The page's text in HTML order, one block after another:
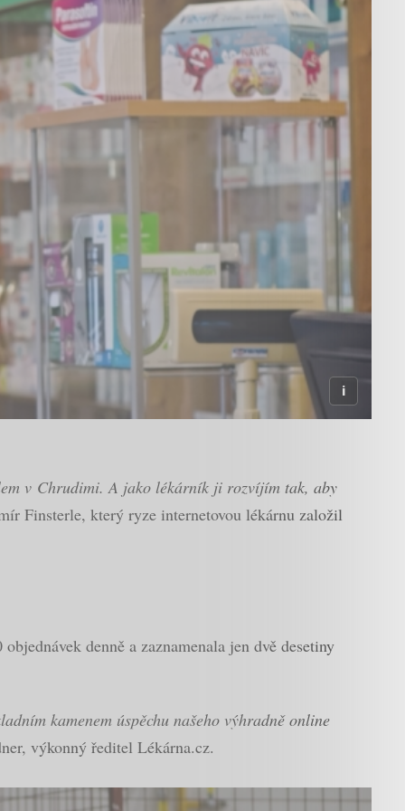
v Chrudimi. A jako lékárník ji rozvíjím tak, aby
Finsterle, který ryze internetovou lékárnu založil
denně a zaznamenala jen dvě desetiny
kamenem úspěchu našeho výhradně online
výkonný ředitel Lékárna.cz.